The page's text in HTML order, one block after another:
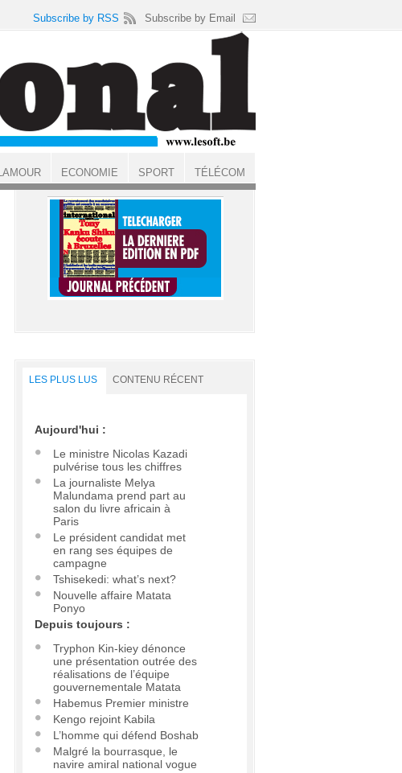
LES PLUS LUS CONTENU RÉCENT
Aujourd'hui :
Le ministre Nicolas Kazadi
pulvérise tous les chiffres
La journaliste Melya
Malundama prend part au
salon du livre africain à
Paris
Le président candidat met
en rang ses équipes de
campagne
Tshisekedi: what’s next?
Nouvelle affaire Matata
Ponyo
Depuis toujours :
Tryphon Kin-kiey dénonce
une présentation outrée des
réalisations de l’équipe
gouvernementale Matata
Habemus Premier ministre
Kengo rejoint Kabila
L’homme qui défend Boshab
Malgré la bourrasque, le
navire amiral national vogue
Subscribe by RSS Subscribe by Email
ECONOMIE SPORT TÉLÉCOM